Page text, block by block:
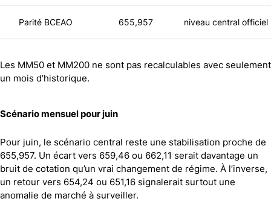
Parité BCEAO 655,957 niveau central officiel
Les MM50 et MM200 ne sont pas recalculables avec seulement
un mois d’historique.
Scénario mensuel pour juin
Pour juin, le scénario central reste une stabilisation proche de
655,957. Un écart vers 659,46 ou 662,11 serait davantage un
bruit de cotation qu’un vrai changement de régime. À l’inverse,
un retour vers 654,24 ou 651,16 signalerait surtout une
anomalie de marché à surveiller.